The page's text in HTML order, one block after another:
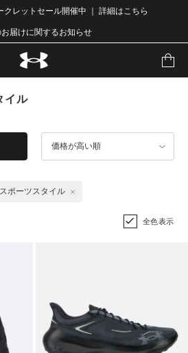
クレットセール開催中 ｜ 詳細はこちら
届けに関するお知らせ
イル
価格が高い順
スポーツスタイル
全色表示